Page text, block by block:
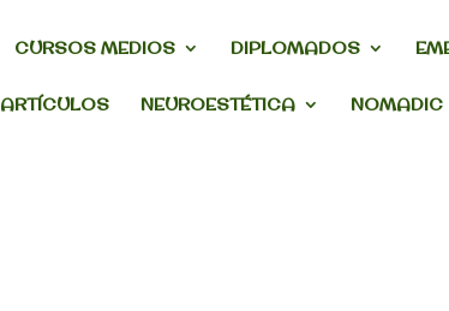
CURSOS MEDIOS DIPLOMADOS
ARTÍCULOS NEUROESTÉTICA NOMADIC